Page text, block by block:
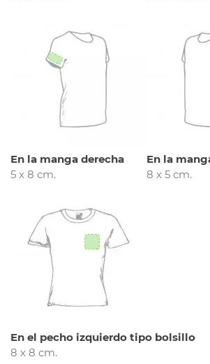
En la manga derecha
5 x 8 cm.
En la
8 x 5 cm.
En el pecho izquierdo tipo bolsillo
8 x 8 cm.